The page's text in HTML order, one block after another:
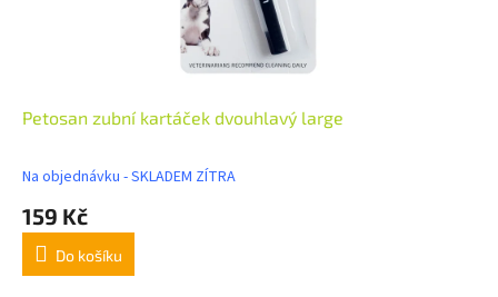
Petosan zubní kartáček dvouhlavý large
Na objednávku - SKLADEM ZÍTRA
159 Kč
Do košíku